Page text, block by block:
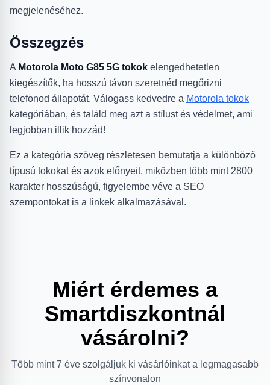
megjelenéséhez.
Összegzés
A Motorola Moto G85 5G tokok elengedhetetlen
kiegészítők, ha hosszú távon szeretnéd megőrizni
telefonod állapotát. Válogass kedvedre a Motorola tokok
kategóriában, és találd meg azt a stílust és védelmet, ami
legjobban illik hozzád!
Ez a kategória szöveg részletesen bemutatja a különböző
típusú tokokat és azok előnyeit, miközben több mint 2800
karakter hosszúságú, figyelembe véve a SEO
szempontokat is a linkek alkalmazásával.
Miért érdemes a
Smartdiszkontnál
vásárolni?
Több mint 7 éve szolgáljuk ki vásárlóinkat a legmagasabb
színvonalon